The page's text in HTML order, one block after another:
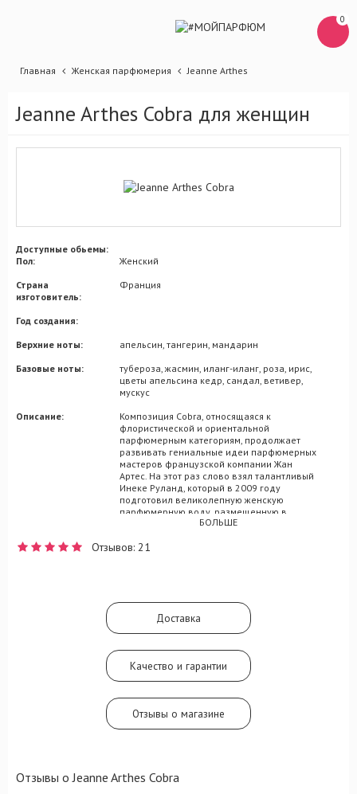
0
Главная Женская парфюмерия Jeanne Arthes
Jeanne Arthes Cobra для женщин
Доступные обьемы:
Пол:
Женский
Страна
изготовитель:
Франция
Год создания:
Верхние ноты:
апельсин, тангерин, мандарин
Базовые ноты:
тубероза, жасмин, иланг-иланг, роза, ирис,
цветы апельсина кедр, сандал, ветивер,
мускус
Описание:
Композиция Cobra, относящаяся к
флористической и ориентальной
парфюмерным категориям, продолжает
развивать гениальные идеи парфюмерных
мастеров французской компании Жан
Артес. На этот раз слово взял талантливый
Инеке Руланд, который в 2009 году
подготовил великолепную женскую
парфюмерную воду, размещенную в
стильном, обвитом змеей флаконе.
своей владелицы среди однотипной
вступление, в котором соединяются ноты
апельсина и танжерина, поддержанные
дуэтом альдегидов и бархатцев. Персик и
благоуханием, обрамляясь
второстепенными аккордами специй,
красных ягод и ирисового корня.
шлейф, в который были добавлены ноты
ванили, мускуса и сандала.
БОЛЬШЕ
Отзывов: 21
Доставка
Качество и гарантии
Отзывы о магазине
Отзывы о Jeanne Arthes Cobra